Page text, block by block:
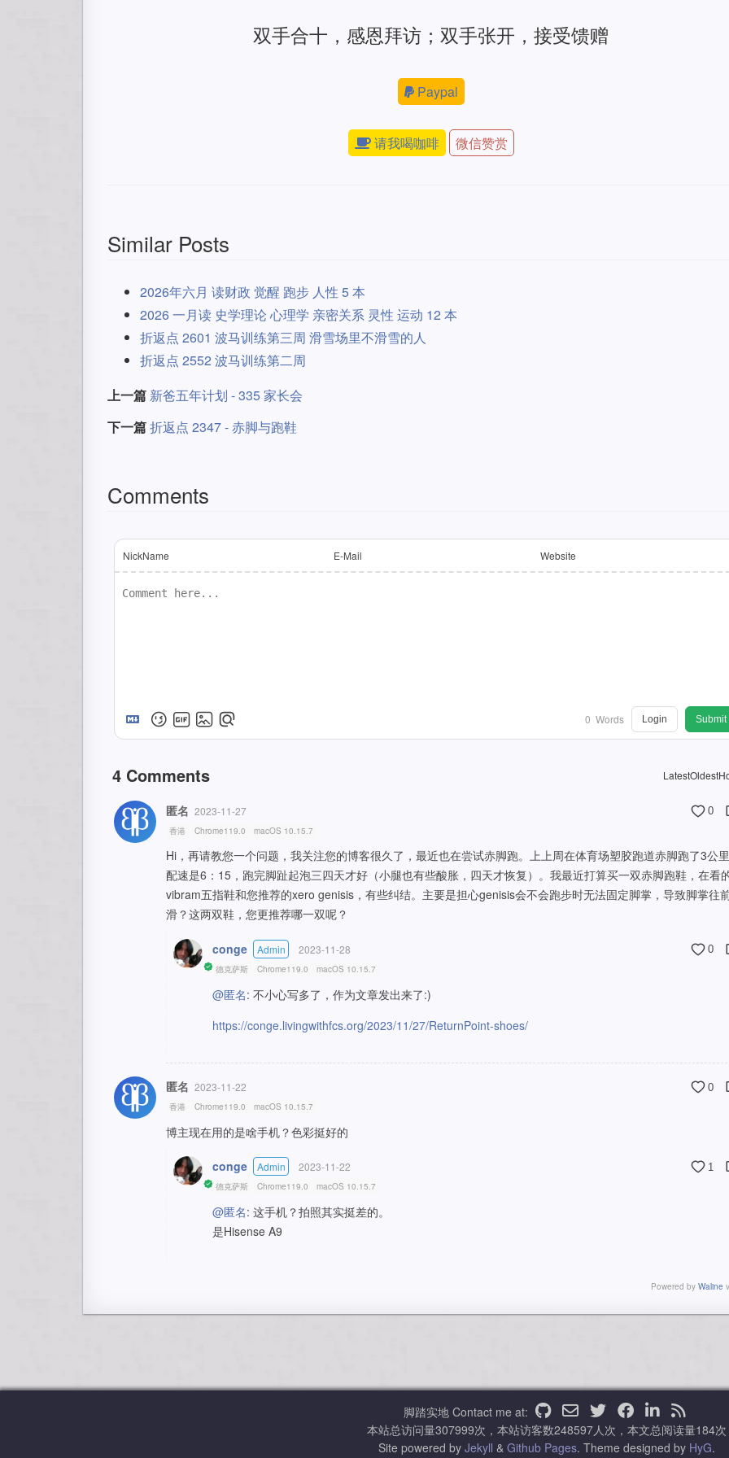
双手合十，感恩拜访；双手张开，接受馈赠
Paypal
请我喝咖啡 微信赞赏
Similar Posts
2026年六月 读财政 觉醒 跑步 人性 5 本
2026 一月读 史学理论 心理学 亲密关系 灵性 运动 12 本
折返点 2601 波马训练第三周 滑雪场里不滑雪的人
折返点 2552 波马训练第二周
上一篇 新爸五年计划 - 335 家长会
下一篇折返点 2347 - 赤脚与跑鞋
Comments
NickName E-Mail Website
0 Words Login Submit
4 Comments LatestOldest
匿名 2023-11-27 0
香港 Chrome119.0 macOS 10.15.7
Hi，再请教您一个问题，我关注您的博客很久了，最近也在尝试赤脚跑。上上周在体育场塑胶跑道赤脚跑了3公
配速是6：15，跑完脚趾起泡三四天才好（小腿也有些酸胀，四天才恢复）。我最近打算买一双赤脚跑鞋，在看
vibram五指鞋和您推荐的xero genisis，有些纠结。主要是担心genisis会不会跑步时无法固定脚掌，导致脚掌往
滑？这两双鞋，您更推荐哪一双呢？
conge Admin 2023-11-28 0
德克萨斯 Chrome119.0 macOS 10.15.7
@匿名: 不小心写多了，作为文章发出来了:)
https://conge.livingwithfcs.org/2023/11/27/ReturnPoint-shoes/
匿名 2023-11-22 0
香港 Chrome119.0 macOS 10.15.7
博主现在用的是啥手机？色彩挺好的
conge Admin 2023-11-22 1
德克萨斯 Chrome119.0 macOS 10.15.7
@匿名: 这手机？拍照其实挺差的。
是Hisense A9
Powered by Waline
脚踏实地 Contact me at:
本站总访问量307999次，本站访客数248597人次，本文总阅读量184次
Site powered by Jekyll & Github Pages. Theme designed by HyG.